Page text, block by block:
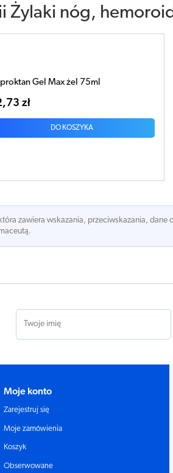
Żylaki nóg,
Gel Max żel 75ml
zł
DO KOSZYKA
zawiera wskazania, przeciwskazania,
Moje konto
Zarejestruj się
Moje zamówienia
Koszyk
Obserwowane